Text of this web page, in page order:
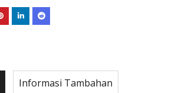
Informasi Tambahan